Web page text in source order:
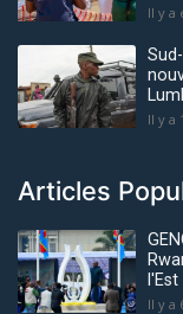
Il y a
Il y a
Articles
Il y a